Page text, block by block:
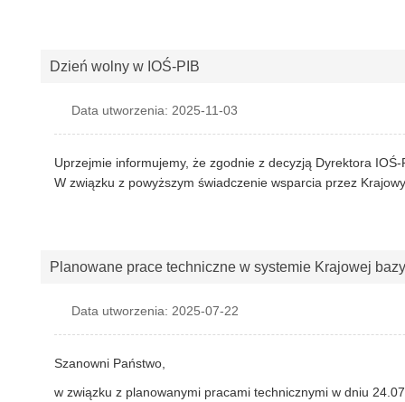
Dzień wolny w IOŚ-PIB
Data utworzenia: 2025-11-03
Uprzejmie informujemy, że zgodnie z decyzją Dyrektora
W związku z powyższym świadczenie wsparcia przez
Planowane prace techniczne w systemie Krajowej bazy
Data utworzenia: 2025-07-22
Szanowni Państwo,
w związku z planowanymi pracami technicznymi w dniu